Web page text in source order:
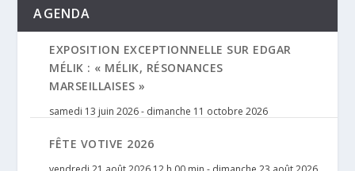
AGENDA
EXPOSITION EXCEPTIONNELLE SUR EDGAR
MÉLIK : « MÉLIK, RÉSONANCES
MARSEILLAISES »
samedi 13 juin 2026- dimanche 11 octobre 2026
FÊTE VOTIVE 2026